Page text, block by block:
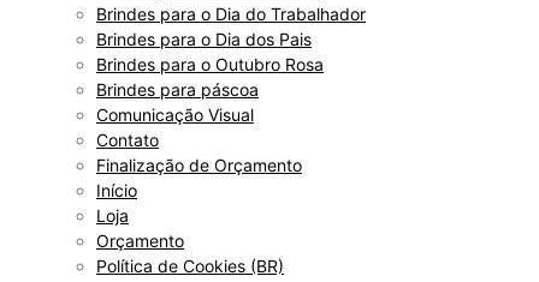
Brindes para o Dia do Trabalhador
Brindes para o Dia dos Pais
Brindes para o Outubro Rosa
Brindes para páscoa
Comunicação Visual
Contato
Finalização de Orçamento
Início
Loja
Orçamento
Política de Cookies (BR)